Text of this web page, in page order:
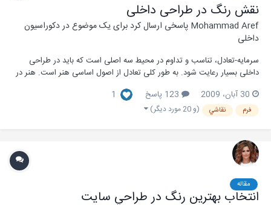
نقش رنگ در طراحی داخلی
Mohammad Arefپاسخی ارسال کرد برای یک موضوع دردکوراسیون
داخلی
سرمایه-تعادل، تناسب و تداوم در محیط سه اصلی است که باید در طراحی
داخلی بسیار رعایت شود. به طور کلی تعادل از اصول اساسی هنر است. هنر در
وسیله تقسیم بندی متوازن اجزا صورت می گیرد. رنگ، نور و بافت نیز در حفظ
تعادل یا عدم تعادل نقش دا...
30 آبان، 2009 123 پاسخ 1
فرم نقاشي (و 20 مورد دیگر)
مقاله
انتخاب بهترين رنگ در طراحي سايت